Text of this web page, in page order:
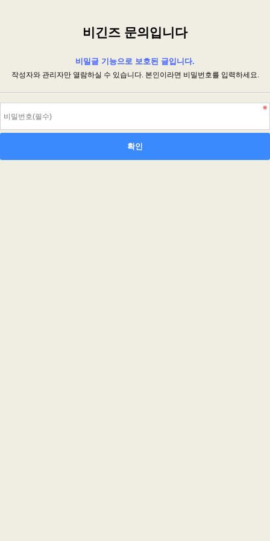
비긴즈 문의입니다
비밀글 기능으로 보호된 글입니다.
작성자와 관리자만 열람하실 수 있습니다. 본인이라면 비밀번호를 입력하세요.